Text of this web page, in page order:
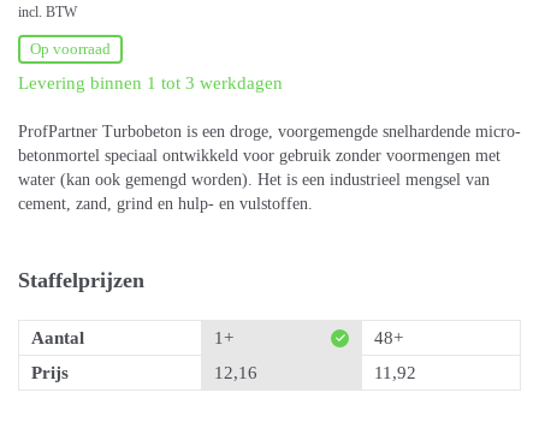
incl. BTW
Op voorraad
Levering binnen 1 tot 3 werkdagen
ProfPartner Turbobeton is een droge, voorgemengde snelhardende micro-
betonmortel speciaal ontwikkeld voor gebruik zonder voormengen met
water (kan ook gemengd worden). Het is een industrieel mengsel van
cement, zand, grind en hulp- en vulstoffen.
Staffelprijzen
Aantal 1+
48+
Prijs
12,16 11,92